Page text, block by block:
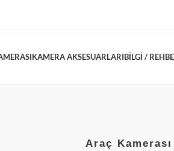
KAMERA AKSESUARLARIBILGI /
Araç